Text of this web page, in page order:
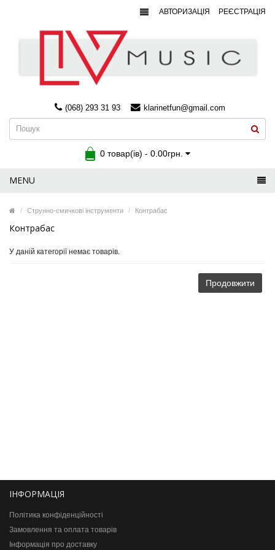
АВТОРИЗАЦІЯ РЕЄСТРАЦІЯ
(068) 293 31 93 klarinetfun@gmail.com
0 товар(ів) - 0.00грн.
MENU
Струнно-смичкові інструменти Контрабас
Контрабас
У даній категорії немає товарів.
Продовжити
ІНФОРМАЦІЯ
Політика конфіденційності
Замовлення та оплата товарів
Інформація про доставку